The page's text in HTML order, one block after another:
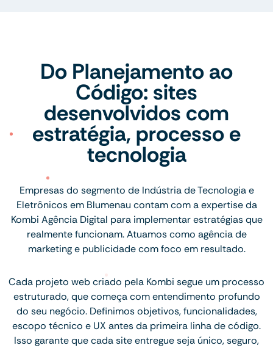
Do Planejamento ao
Código: sites
desenvolvidos com
estratégia, processo e
tecnologia
Empresas do segmento de Indústria de Tecnologia e
Eletrônicos em Blumenau contam com a expertise da
Kombi Agência Digital para implementar estratégias que
realmente funcionam. Atuamos como agência de
marketing e publicidade com foco em resultado.
Cada projeto web criado pela Kombi segue um processo
estruturado, que começa com entendimento profundo
do seu negócio. Definimos objetivos, funcionalidades,
escopo técnico e UX antes da primeira linha de código.
Isso garante que cada site entregue seja único, seguro,